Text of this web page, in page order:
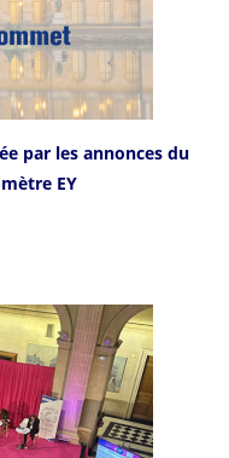
par les annonces du
EY